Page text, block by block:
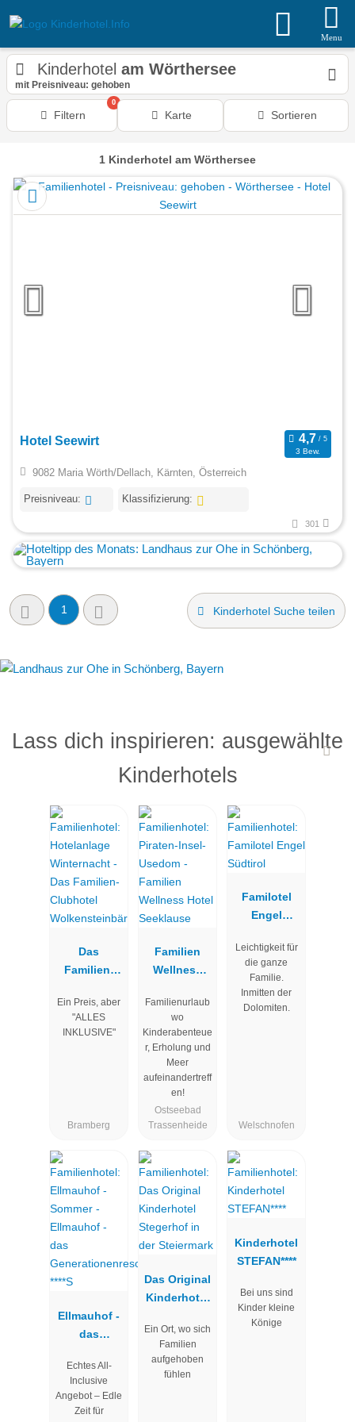
Menu
Kinderhotel am Wörthersee
mit Preisniveau: gehoben
Filtern
0
Karte Sortieren
1 Kinderhotel am Wörthersee
Hotel Seewirt
3 Bew.
9082 Maria Wörth/Dellach, Kärnten, Österreich
Preisniveau: Klassifizierung:
301
1 Kinderhotel Suche teilen
Lass dich inspirieren: ausgewählte
Kinderhotels
Das
Familien-
Wolkenstein
bär
Ein Preis, aber
"ALLES
INKLUSIVE"
Bramberg
Familien
Wellness
Seeklause
Familienurlaub
wo
Kinderabenteue
r, Erholung und
Meer
aufeinandertreff
en!
Ostseebad
Trassenheide
Familotel
Engel
Leichtigkeit für
die ganze
Familie.
Inmitten der
Dolomiten.
Welschnofen
Ellmauhof -
das
nresort ****S
Echtes All-
Inclusive
Angebot – Edle
Zeit für
Das Original
Kinderhotel
der
Ein Ort, wo sich
Familien
aufgehoben
fühlen
Kinderhotel
STEFAN****
Bei uns sind
Kinder kleine
Könige